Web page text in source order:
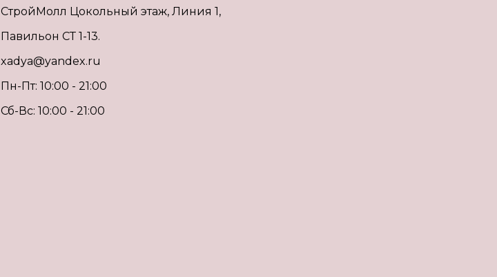
СтройМолл Цокольный этаж, Линия 1,
Павильон СТ 1-13.
xadya@yandex.ru
Пн-Пт: 10:00 - 21:00
Сб-Вс: 10:00 - 21:00